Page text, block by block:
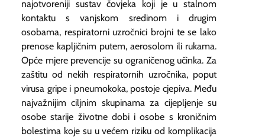
najotvoreniji sustav čovjeka koji je u stalnom
kontaktu s vanjskom sredinom i drugim
osobama, respiratorni uzročnici brojni te se lako
prenose kapljičnim putem, aerosolom ili rukama.
Opće mjere prevencije su ograničenog učinka. Za
zaštitu od nekih respiratornih uzročnika, poput
virusa gripe i pneumokoka, postoje cjepiva. Među
najvažnijim ciljnim skupinama za cijepljenje su
osobe starije životne dobi i osobe s kroničnim
bolestima koje su u većem riziku od komplikacija